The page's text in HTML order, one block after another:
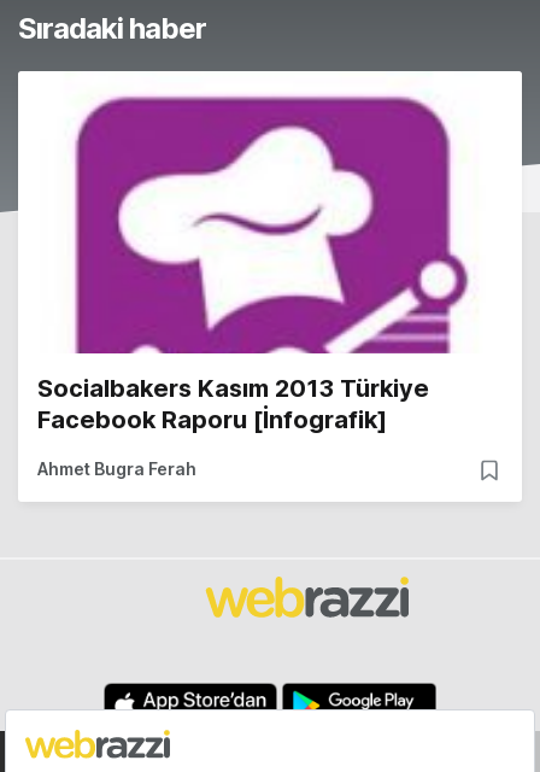
Sıradaki haber
Socialbakers Kasım 2013 Türkiye
Facebook Raporu [İnfografik]
Ahmet Bugra Ferah